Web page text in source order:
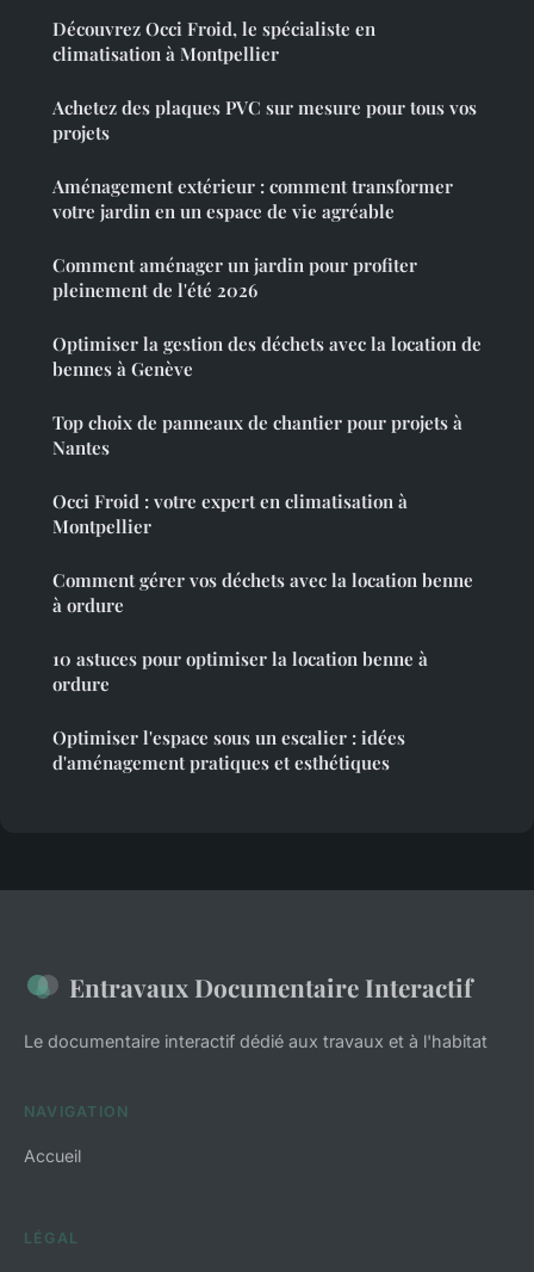
Découvrez Occi Froid, le spécialiste en
climatisation à Montpellier
Achetez des plaques PVC sur mesure pour tous vos
projets
Aménagement extérieur : comment transformer
votre jardin en un espace de vie agréable
Comment aménager un jardin pour profiter
pleinement de l'été 2026
Optimiser la gestion des déchets avec la location de
bennes à Genève
Top choix de panneaux de chantier pour projets à
Nantes
Occi Froid : votre expert en climatisation à
Montpellier
Comment gérer vos déchets avec la location benne
à ordure
10 astuces pour optimiser la location benne à
ordure
Optimiser l'espace sous un escalier : idées
d'aménagement pratiques et esthétiques
Entravaux Documentaire Interactif
Le documentaire interactif dédié aux travaux et à l'habitat
NAVIGATION
Accueil
LÉGAL